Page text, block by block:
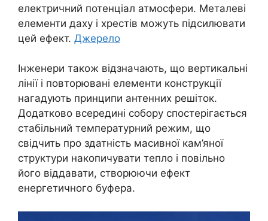
електричний потенціал атмосфери. Металеві
елементи даху і хрестів можуть підсилювати
цей ефект. Джерело
Інженери також відзначають, що вертикальні
лінії і повторювані елементи конструкції
нагадують принципи антенних решіток.
Додатково всередині собору спостерігається
стабільний температурний режим, що
свідчить про здатність масивної кам’яної
структури накопичувати тепло і повільно
його віддавати, створюючи ефект
енергетичного буфера.